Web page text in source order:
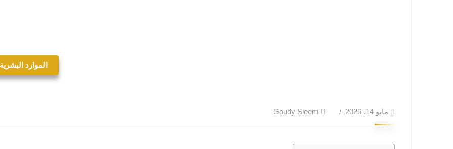
الموارد البشرية
مايو 14, 2026 Goudy Sleem